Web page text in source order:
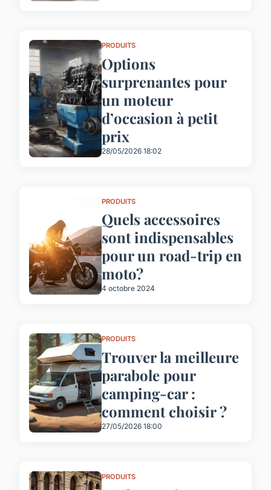
PRODUITS
Options
surprenantes pour
un moteur
d’occasion à petit
prix
28/05/2026 18:02
PRODUITS
Quels accessoires
sont indispensables
pour un road-trip en
moto?
4 octobre 2024
PRODUITS
Trouver la meilleure
parabole pour
camping-car :
comment choisir ?
27/05/2026 18:00
PRODUITS